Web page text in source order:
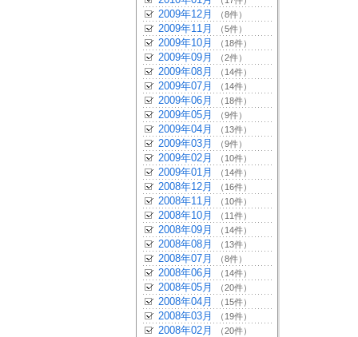
2009年12月 （8件）
2009年11月 （5件）
2009年10月 （18件）
2009年09月 （2件）
2009年08月 （14件）
2009年07月 （14件）
2009年06月 （18件）
2009年05月 （9件）
2009年04月 （13件）
2009年03月 （9件）
2009年02月 （10件）
2009年01月 （14件）
2008年12月 （16件）
2008年11月 （10件）
2008年10月 （11件）
2008年09月 （14件）
2008年08月 （13件）
2008年07月 （8件）
2008年06月 （14件）
2008年05月 （20件）
2008年04月 （15件）
2008年03月 （19件）
2008年02月 （20件）